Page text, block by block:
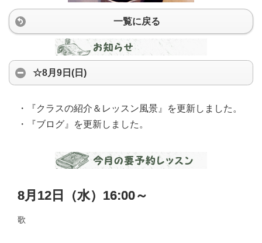
一覧に戻る
☆8月9日(日)
・『クラスの紹介＆レッスン風景』を更新しました。
・『ブログ』を更新しました。
8月12日（水）16:00～
歌